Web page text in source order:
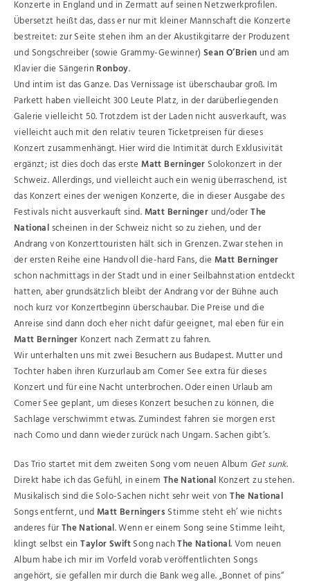
Konzerte in England und in Zermatt auf seinen Netzwerkprofilen.
Übersetzt heißt das, dass er nur mit kleiner Mannschaft die Konzerte
bestreitet: zur Seite stehen ihm an der Akustikgitarre der Produzent
und Songschreiber (sowie Grammy-Gewinner) Sean O’Brien und am
Klavier die SängerinRonboy.
Und intim ist das Ganze. Das Vernissage ist überschaubar groß. Im
Parkett haben vielleicht 300 Leute Platz, in der darüberliegenden
Galerie vielleicht 50. Trotzdem ist der Laden nicht ausverkauft, was
vielleicht auch mit den relativ teuren Ticketpreisen für dieses
Konzert zusammenhängt. Hier wird die Intimität durch Exklusivität
ergänzt; ist dies doch das ersteMatt Berninger Solokonzert in der
Schweiz. Allerdings, und vielleicht auch ein wenig überraschend, ist
das Konzert eines der wenigen Konzerte, die in dieser Ausgabe des
Festivals nicht ausverkauft sind.Matt Berninger und/oderThe
Nationalscheinen in der Schweiz nicht so zu ziehen, und der
Andrang von Konzerttouristen hält sich in Grenzen. Zwar stehen in
der ersten Reihe eine Handvoll die-hard Fans, dieMatt Berninger
schon nachmittags in der Stadt und in einer Seilbahnstation entdeckt
hatten, aber grundsätzlich bleibt der Andrang vor der Bühne auch
noch kurz vor Konzertbeginn überschaubar. Die Preise und die
Anreise sind dann doch eher nicht dafür geeignet, mal eben für ein
Matt Berninger Konzert nach Zermatt zu fahren.
Wir unterhalten uns mit zwei Besuchern aus Budapest. Mutter und
Tochter haben ihren Kurzurlaub am Comer See extra für dieses
Konzert und für eine Nacht unterbrochen. Oder einen Urlaub am
Comer See geplant, um dieses Konzert besuchen zu können, die
Sachlage verschwimmt etwas. Zumindest fahren sie morgen erst
nach Como und dann wieder zurück nach Ungarn. Sachen gibt’s.
Das Trio startet mit dem zweiten Song vom neuen Album Get sunk.
Direkt habe ich das Gefühl, in einem The National Konzert zu stehen.
Musikalisch sind die Solo-Sachen nicht sehr weit vonThe National
Songs entfernt, undMatt Berningers Stimme steht eh’ wie nichts
anderes fürThe National. Wenn er einem Song seine Stimme leiht,
klingt selbst einTaylor SwiftSong nachThe National. Vom neuen
Album habe ich mir im Vorfeld vorab veröffentlichten Songs
angehört, sie gefallen mir durch die Bank weg alle. „Bonnet of pins“